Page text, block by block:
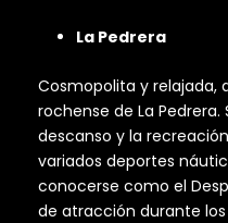
La Pedrera
Cosmopolita y relajada,
rochense de La
descanso y la
variados deportes
conocerse como el
de atracción durante los